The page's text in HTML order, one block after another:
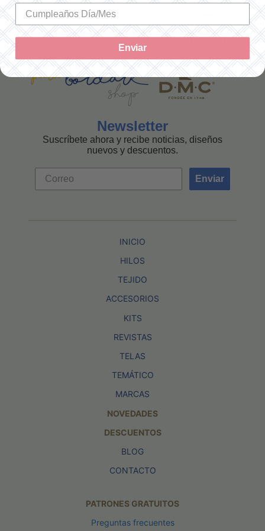
MEXICANA
Newsletter
Suscríbete ahora y recibe noticias, diseños
nuevos y descuentos.
Enviar
INICIO
HILOS
TEJIDO
ACCESORIOS
KITS
REVISTAS
TELAS
TEMÁTICO
MARCAS
NOVEDADES
DESCUENTOS
BLOG
CONTACTO
PATRONES GRATUITOS
Preguntas frecuentes
Enviar